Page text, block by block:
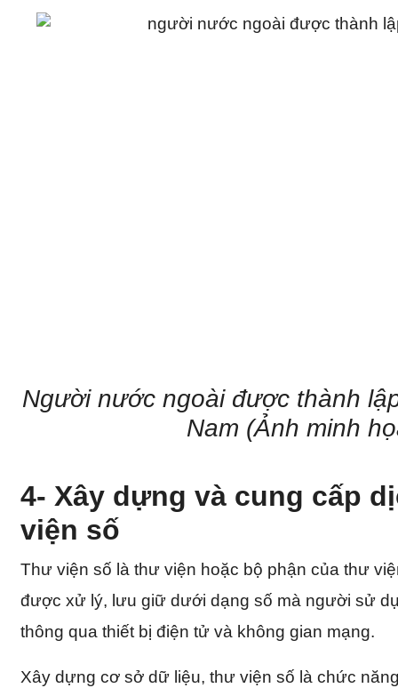
Người nước ngoài được thành
Nam (Ảnh minh
4- Xây dựng và cung cấp
viện số
Thư viện số là thư viện hoặc bộ phận của thư
được xử lý, lưu giữ dưới dạng số mà người sử
thông qua thiết bị điện tử và không gian mạng.
Xây dựng cơ sở dữ liệu, thư viện số là chức